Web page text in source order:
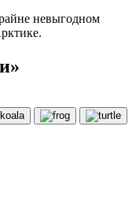
невыгодном